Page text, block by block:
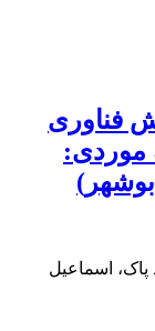
فناوری
موردی:
اسماعیل